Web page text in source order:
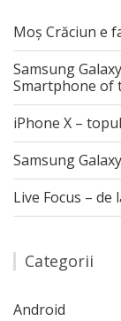
Moș Crăciun e
Samsung
Smartphone of
iPhone X –
Samsung
Live Focus –
Categorii
Android